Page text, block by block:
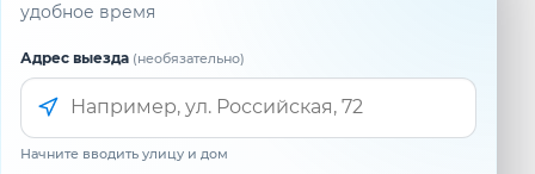
Оставьте свои контактные данные, адрес и
Адрес выезда